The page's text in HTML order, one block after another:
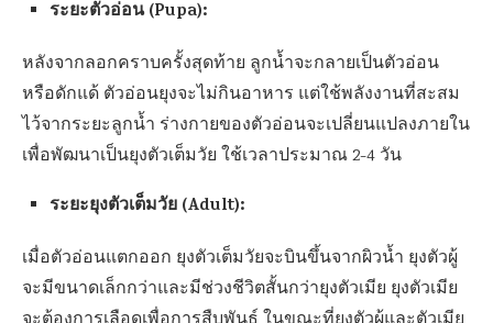
ระยะตัวอ่อน (Pupa):
หลังจากลอกคราบครั้งสุดท้าย ลูกน้ำจะกลายเป็นตัวอ่อน
หรือดักแด้ ตัวอ่อนยุงจะไม่กินอาหาร แต่ใช้พลังงานที่สะสม
ไว้จากระยะลูกน้ำ ร่างกายของตัวอ่อนจะเปลี่ยนแปลงภายใน
เพื่อพัฒนาเป็นยุงตัวเต็มวัย ใช้เวลาประมาณ 2-4 วัน
ระยะยุงตัวเต็มวัย (Adult):
เมื่อตัวอ่อนแตกออก ยุงตัวเต็มวัยจะบินขึ้นจากผิวน้ำ ยุงตัวผู้
จะมีขนาดเล็กกว่าและมีช่วงชีวิตสั้นกว่ายุงตัวเมีย ยุงตัวเมีย